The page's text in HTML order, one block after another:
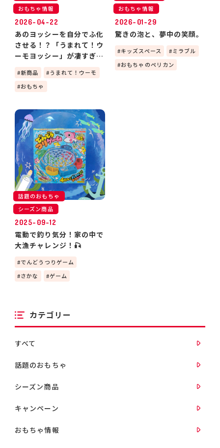
おもちゃ情報
2026-04-22
あのヨッシーを自分でふ化
させる！？「うまれて！ウ
ーモヨッシー」が凄すぎ
る！🦖
新商品
うまれて！ウーモ
おもちゃ
おもちゃ情報
2026-01-29
驚きの泡と、夢中の笑顔。
キッズスペース
ミラブル
おもちゃのペリカン
話題のおもちゃ
シーズン商品
2025-09-12
電動で釣り気分！家の中で
大漁チャレンジ！🎣
でんどうつりゲーム
さかな
ゲーム
カテゴリー
すべて
話題のおもちゃ
シーズン商品
キャンペーン
おもちゃ情報